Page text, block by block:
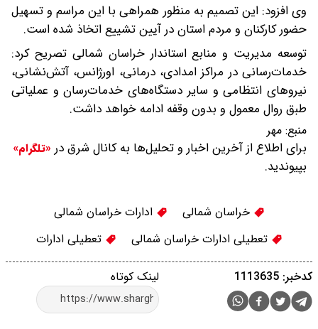
وی افزود: این تصمیم به منظور همراهی با این مراسم و تسهیل
حضور کارکنان و مردم استان در آیین تشییع اتخاذ شده است.
توسعه مدیریت و منابع استاندار خراسان شمالی تصریح کرد:
خدمات‌رسانی در مراکز امدادی، درمانی، اورژانس، آتش‌نشانی،
نیروهای انتظامی و سایر دستگاه‌های خدمات‌رسان و عملیاتی
طبق روال معمول و بدون وقفه ادامه خواهد داشت.
منبع: مهر
برای اطلاع از آخرین اخبار و تحلیل‌ها به کانال شرق در «تلگرام»
بپیوندید.
خراسان شمالی
ادارات خراسان شمالی
تعطیلی ادارات خراسان شمالی
تعطیلی ادارات
لینک کوتاه کدخبر: 1113635